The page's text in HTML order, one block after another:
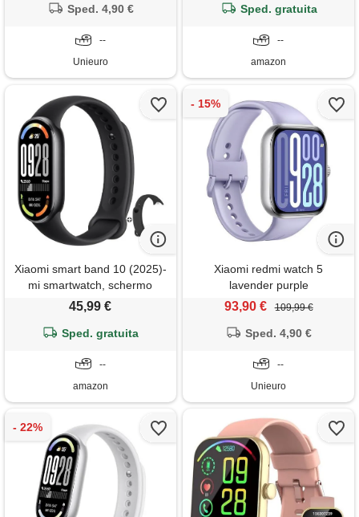
Sped. 4,90 €
--
Unieuro
sonno/cardiofrequenzimetro/
compatibile con xiaomi i.
Phone samsung ecc.
Sped. gratuita
--
amazon
Xiaomi smart band 10 (2025)-
mi smartwatch, schermo
amoled 1,72, autonomia 21
monitoraggio della frequenza
cinturino in omaggio
45,99 €
Sped. gratuita
--
amazon
Xiaomi redmi watch 5
lavender purple
93,90 € 109,99 €
Sped. 4,90 €
--
Unieuro